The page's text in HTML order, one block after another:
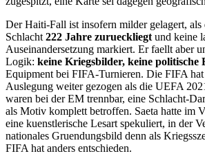
Der Haiti-Fall ist insofern milder gelagert, als
Schlacht 222 Jahre zurueckliegt und keine
Auseinandersetzung markiert. Er faellt aber
Logik: keine Kriegsbilder, keine politische
Equipment bei FIFA-Turnieren. Die FIFA
Auslegung weiter gezogen als die UEFA
waren bei der EM trennbar, eine Schlacht-
als Motiv komplett betroffen. Saeta hatte im
eine kuenstlerische Lesart spekuliert, in der
nationales Gruendungsbild denn als
FIFA hat anders entschieden.